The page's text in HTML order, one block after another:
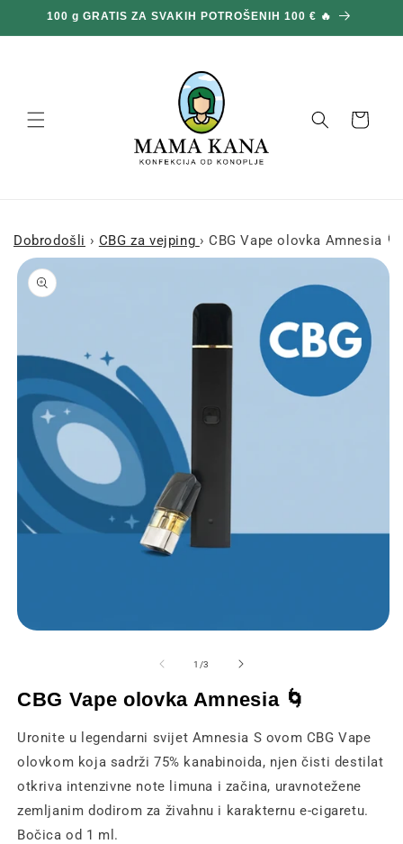
sadržaj
100 g GRATIS ZA SVAKIH POTROŠENIH 100 € 🔥
Košara
Dobrodošli › CBG za vejping › CBG Vape olovka Amnesia 🌀
Prijeđi na
informacije
proizvodu
modalnom
prozoru
1 /od
3
CBG Vape olovka Amnesia 🌀
Uronite u legendarni svijet Amnesia S ovom CBG Vape
olovkom koja sadrži 75% kanabinoida, njen čisti destilat
otkriva intenzivne note limuna i začina, uravnotežene
zemljanim dodirom za živahnu i karakternu e-cigaretu.
Bočica od 1 ml.